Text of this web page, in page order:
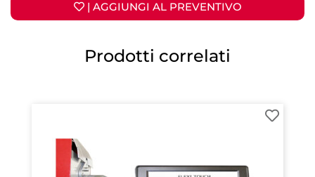
| AGGIUNGI AL PREVENTIVO
Prodotti correlati